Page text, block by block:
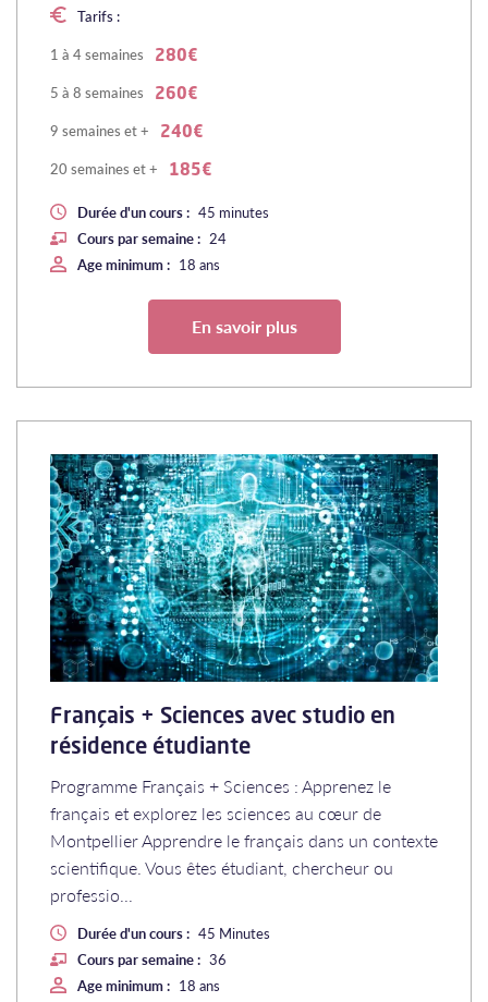
Tarifs :
1 à 4 semaines
280€
5 à 8 semaines 260€
9 semaines et + 240€
20 semaines et + 185€
Durée d'un cours : 45 minutes
Cours par semaine : 24
Age minimum : 18 ans
En savoir plus
Français + Sciences avec studio en
résidence étudiante
Programme Français + Sciences : Apprenez le
français et explorez les sciences au cœur de
Montpellier Apprendre le français dans un contexte
scientifique. Vous êtes étudiant, chercheur ou
professio...
Durée d'un cours : 45 Minutes
Cours par semaine : 36
Age minimum : 18 ans